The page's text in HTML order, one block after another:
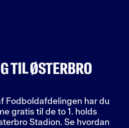
TIL ØSTERBRO
Fodboldafdelingen har du
gratis til de to 1. holds
Stadion. Se hvordan